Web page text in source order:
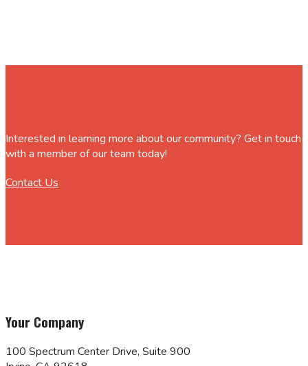
Interested in learning more about our community? Get in touch
with a member of our team today!
Contact Us
Your Company
100 Spectrum Center Drive, Suite 900